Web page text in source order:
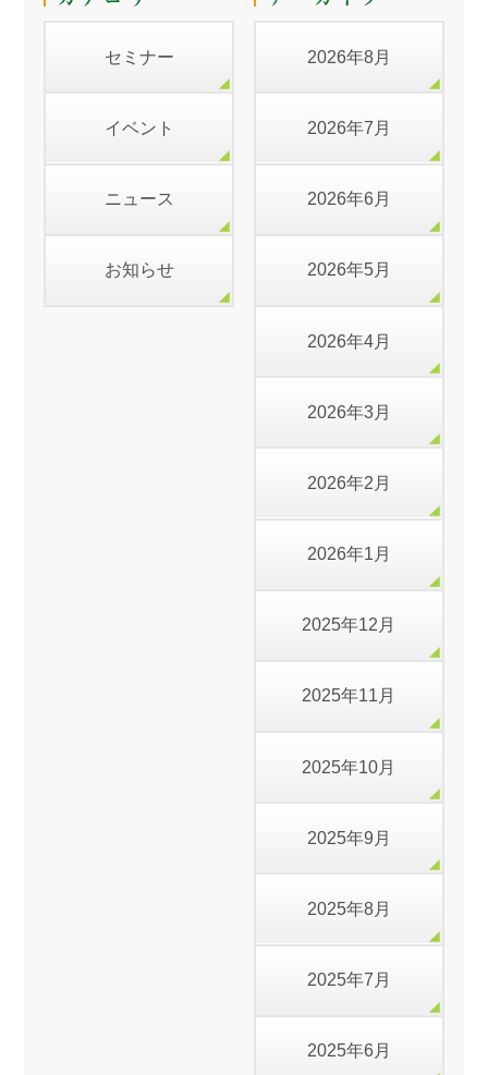
セミナー
イベント
ニュース
お知らせ
2026年8月
2026年7月
2026年6月
2026年5月
2026年4月
2026年3月
2026年2月
2026年1月
2025年12月
2025年11月
2025年10月
2025年9月
2025年8月
2025年7月
2025年6月